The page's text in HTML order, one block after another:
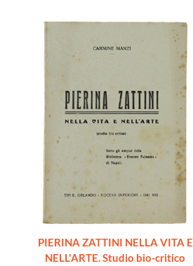
PIERINA ZATTINI NELLA VITA E
NELL'ARTE. Studio bio-critico